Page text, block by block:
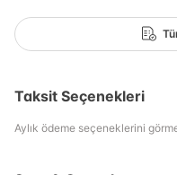
Taksit Seçenekleri
Aylık ödeme seçeneklerini